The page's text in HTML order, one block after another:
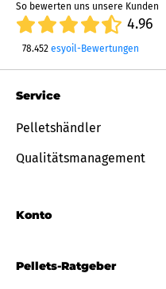
So bewerten uns unsere Kunden
4.96
78.452 esyoil-Bewertungen
Pellets-Ratgeber
Service
Pelletshändler
Qualitätsmanagement
Konto